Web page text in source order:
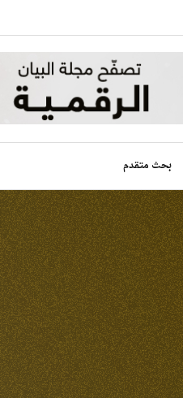
بحث متقدم